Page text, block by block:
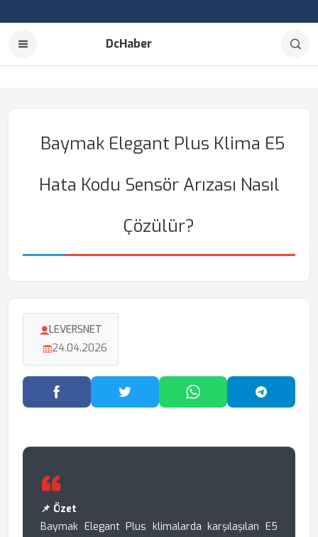
DcHaber
Baymak Elegant Plus Klima E5
Hata Kodu Sensör Arızası Nasıl
Çözülür?
LEVERSNET
24.04.2026
Facebook'ta PaylaşTwitter'da PaylaşWhatsApp'ta Paylaş
📌 Özet
Baymak Elegant Plus klimalarda karşılaşılan E5